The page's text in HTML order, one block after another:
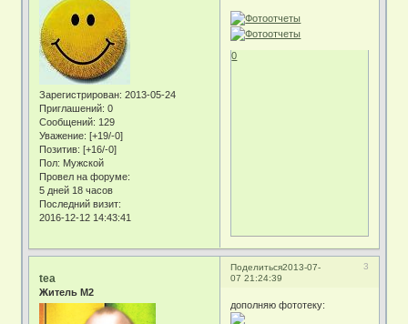
Зарегистрирован: 2013-05-24
Приглашений: 0
Сообщений: 129
Уважение: [+19/-0]
Позитив: [+16/-0]
Пол: Мужской
Провел на форуме:
5 дней 18 часов
Последний визит:
2016-12-12 14:43:41
0
Поделиться 3
2013-07-
07 21:24:39
tea
Житель М2
дополняю фототеку: